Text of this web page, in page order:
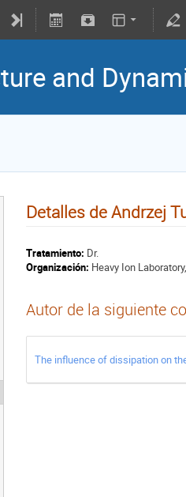
and
Detalles de Andrzej
Tratamiento: Dr.
Organización: Heavy Ion
Autor de la siguiente
The influence of dissipation on